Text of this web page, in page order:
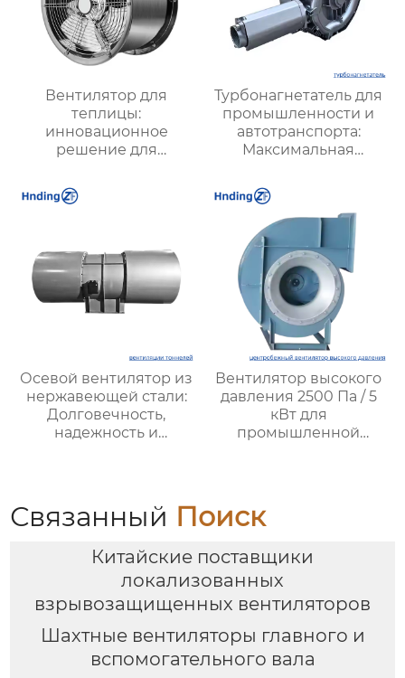
Вентилятор для
теплицы:
инновационное
решение для
микроклимата в
теплицах и
Турбонагнетатель для
промышленности и
автотранспорта:
Максимальная
надежность для
повышения давления
Осевой вентилятор из
нержавеющей стали:
Долговечность,
надежность и
Вентилятор высокого
давления 2500 Па / 5
кВт для
промышленной
Связанный Поиск
Китайские поставщики
локализованных
взрывозащищенных вентиляторов
Шахтные вентиляторы главного и
вспомогательного вала